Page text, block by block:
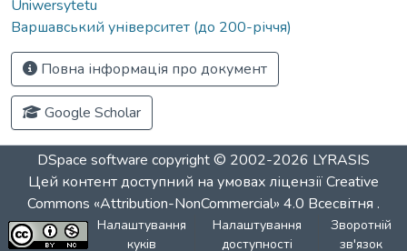
Uniwersytetu
Варшавський університет (до 200-річчя)
Повна інформація про документ
Google Scholar
DSpace software copyright © 2002-2026 LYRASIS
Цей контент доступний на умовах ліцензіїCreative
Commons «Attribution-NonCommercial» 4.0 Всесвітня .
Налаштування
куків
Налаштування
доступності
Зворотній
зв'язок